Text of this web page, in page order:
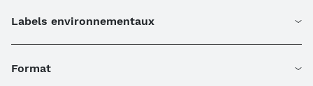
Labels environnementaux
Format